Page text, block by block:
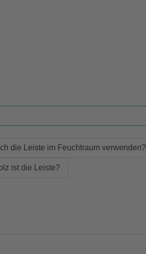
die Leiste im Feuchtraum verwenden?
ist die Leiste?